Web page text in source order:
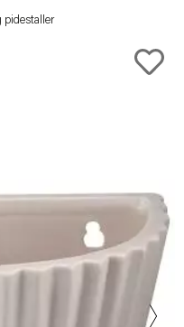
pidestaller